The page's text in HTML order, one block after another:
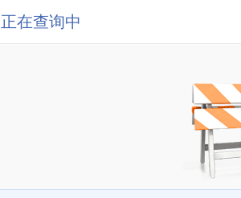
正在查询中